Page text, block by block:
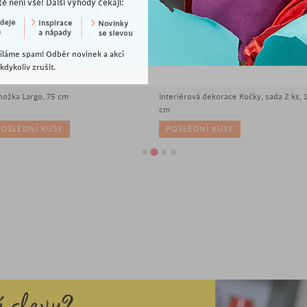
není vše! Další výhody čekají:
spam! Odběr novinek a akcí
zrušit.
Largo, 75 cm
KUSY
Interiérová dekorace Kočky, sada 2 ks,
cm
POSLEDNÍ KUSY